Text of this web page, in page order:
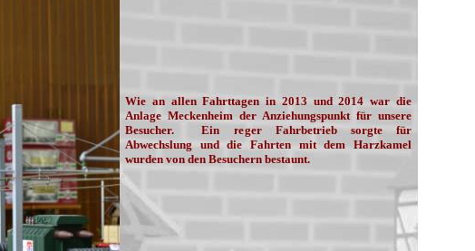
Wie an allen Fahrttagen in 2013 und 2014 war die
Anlage Meckenheim der Anziehungspunkt für unsere
Besucher. Ein reger Fahrbetrieb sorgte für
Abwechslung und die Fahrten mit dem Harzkamel
wurden von den Besuchern bestaunt.